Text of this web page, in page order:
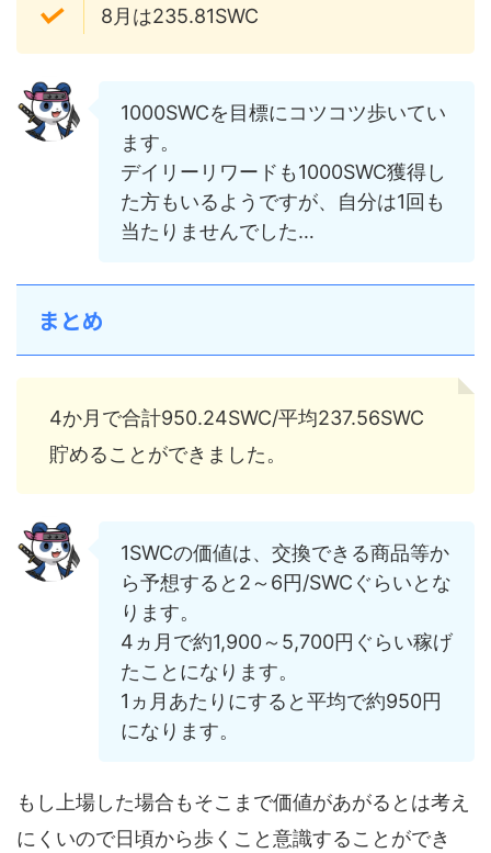
8月は235.81SWC
1000SWCを目標にコツコツ歩いてい
ます。
デイリーリワードも1000SWC獲得し
た方もいるようですが、自分は1回も
当たりませんでした…
まとめ
4か月で合計950.24SWC/平均237.56SWC
貯めることができました。
1SWCの価値は、交換できる商品等か
ら予想すると2～6円/SWCぐらいとな
ります。
4ヵ月で約1,900～5,700円ぐらい稼げ
たことになります。
1ヵ月あたりにすると平均で約950円
になります。
もし上場した場合もそこまで価値があがるとは考え
にくいので日頃から歩くこと意識することができ